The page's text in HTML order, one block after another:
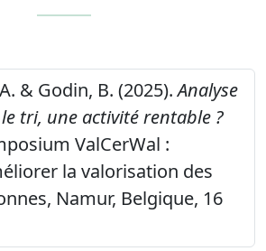
& Godin, B. (2025).Analyse
tri, une activité rentable ?
ValCerWal :
la valorisation des
Namur, Belgique, 16